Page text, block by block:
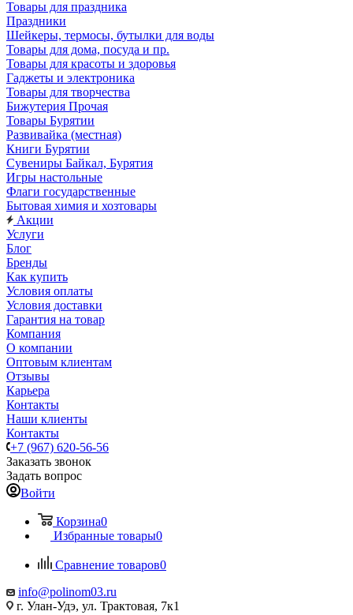
Товары для праздника
Праздники
Шейкеры, термосы, бутылки для воды
Товары для дома, посуда и пр.
Товары для красоты и здоровья
Гаджеты и электроника
Товары для творчества
Бижутерия Прочая
Товары Бурятии
Развивайка (местная)
Книги Бурятии
Сувениры Байкал, Бурятия
Игры настольные
Флаги государственные
Бытовая химия и хозтовары
Акции
Услуги
Блог
Бренды
Как купить
Условия оплаты
Условия доставки
Гарантия на товар
Компания
О компании
Оптовым клиентам
Отзывы
Карьера
Контакты
Наши клиенты
Контакты
+7 (967) 620-56-56
Заказать звонок
Задать вопрос
Войти
Корзина0
Избранные товары0
Сравнение товаров0
info@polinom03.ru
г. Улан-Удэ, ул. Трактовая, 7к1